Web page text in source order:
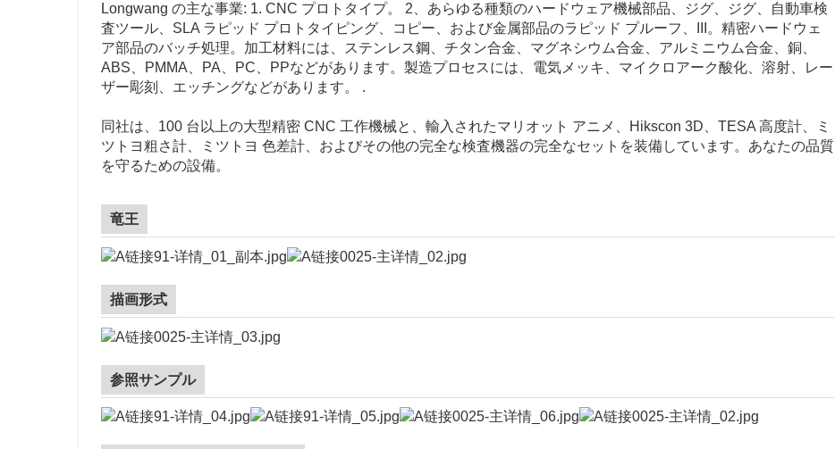
Longwang の主な事業: 1. CNC プロトタイプ。 2、あらゆる種類のハードウェア機械部品、ジグ、ジグ、自動車検
査ツール、SLA ラピッド プロトタイピング、コピー、および金属部品のラピッド プルーフ、III。精密ハードウェ
ア部品のバッチ処理。加工材料には、ステンレス鋼、チタン合金、マグネシウム合金、アルミニウム合金、銅、
ABS、PMMA、PA、PC、PPなどがあります。製造プロセスには、電気メッキ、マイクロアーク酸化、溶射、レー
ザー彫刻、エッチングなどがあります。 .
同社は、100 台以上の大型精密 CNC 工作機械と、輸入されたマリオット アニメ、Hikscon 3D、TESA 高度計、ミ
ツトヨ粗さ計、ミツトヨ 色差計、およびその他の完全な検査機器の完全なセットを装備しています。あなたの品質
を守るための設備。
竜王
描画形式
参照サンプル